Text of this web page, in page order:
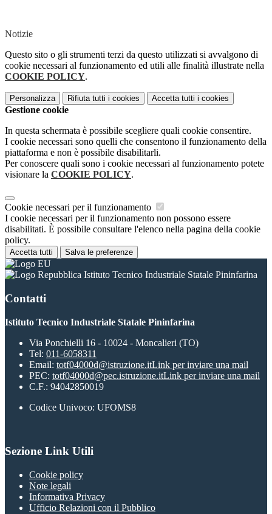
Notizie
Questo sito o gli strumenti terzi da questo utilizzati si avvalgono di
cookie necessari al funzionamento ed utili alle finalità illustrate nella
COOKIE POLICY.
Personalizza Rifiuta tutti i cookies Accetta tutti i cookies
Gestione cookie
In questa schermata è possibile scegliere quali cookie consentire.
I cookie necessari sono quelli che consentono il funzionamento della
piattaforma e non è possibile disabilitarli.
Per conoscere quali sono i cookie necessari al funzionamento potete
visionare la COOKIE POLICY.
Cookie necessari per il funzionamento
I cookie necessari per il funzionamento non possono essere
disabilitati. È possibile consultare l'elenco nella pagina della cookie
policy.
Accetta tutti Salva le preferenze
Istituto Tecnico Industriale Statale Pininfarina
Contatti
Istituto Tecnico Industriale Statale Pininfarina
Via Ponchielli 16 - 10024 - Moncalieri (TO)
Tel: 011-6058311
Email: totf04000d@istruzione.itLink per inviare una mail
PEC: totf04000d@pec.istruzione.itLink per inviare una mail
C.F.: 94042850019
Codice Univoco: UFOMS8
Sezione Link Utili
Cookie policy
Note legali
Informativa Privacy
Ufficio Relazioni con il Pubblico